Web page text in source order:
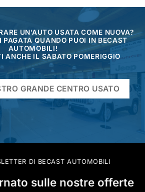
UN’AUTO USATA COME NUOVA?
PAGATA QUANDO PUOI IN BECAST
AUTOMOBILI!
ANCHE IL SABATO POMERIGGIO
GRANDE CENTRO USATO
DI BECAST AUTOMOBILI
sulle nostre offerte